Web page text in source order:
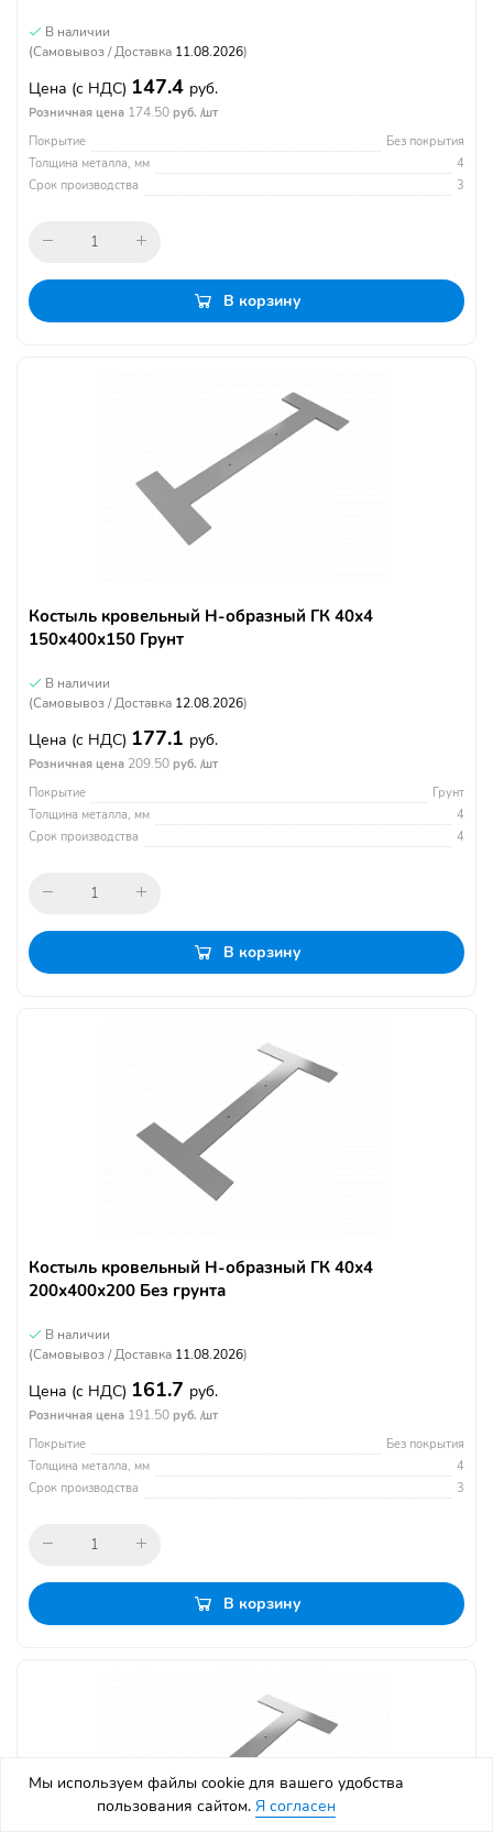
В наличии
(Самовывоз / Доставка 11.08.2026)
Цена (с НДС) 147.4 руб.
Розничная цена 174.50 руб. /шт
Покрытие
Без покрытия
Толщина металла, мм
4
Срок производства
3
В корзину
Костыль кровельный Н-образный ГК 40х4
150х400х150 Грунт
В наличии
(Самовывоз / Доставка 12.08.2026)
Цена (с НДС) 177.1 руб.
Розничная цена 209.50 руб. /шт
Покрытие
Грунт
Толщина металла, мм
4
Срок производства
4
В корзину
Костыль кровельный Н-образный ГК 40х4
200х400х200 Без грунта
В наличии
(Самовывоз / Доставка 11.08.2026)
Цена (с НДС) 161.7 руб.
Розничная цена 191.50 руб. /шт
Покрытие
Без покрытия
Толщина металла, мм
4
Срок производства
3
В корзину
Мы используем файлы cookie для вашего удобства
пользования сайтом. Я согласен